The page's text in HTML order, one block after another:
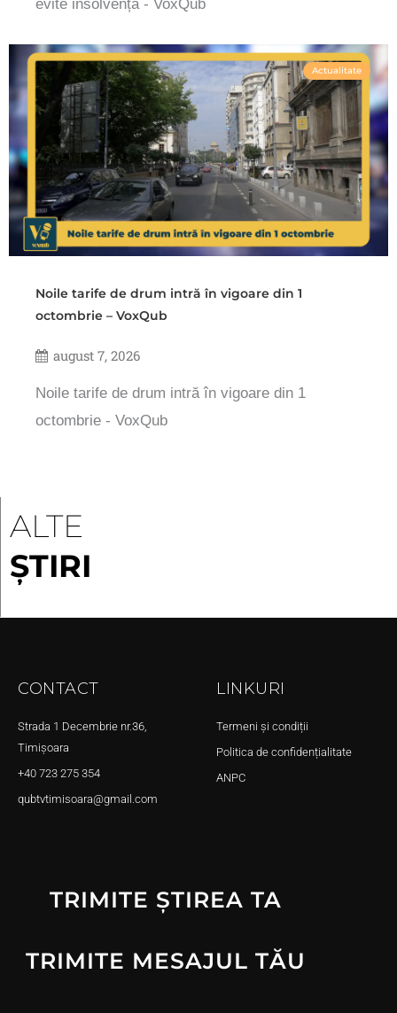
evite insolvența - VoxQub
Actualitate
Noile tarife de drum intră în vigoare din 1
octombrie – VoxQub
august 7, 2026
Noile tarife de drum intră în vigoare din 1
octombrie - VoxQub
ALTE
ȘTIRI
CONTACT
Strada 1 Decembrie nr.36,
Timișoara
+40 723 275 354
qubtvtimisoara@gmail.com
LINKURI
Termeni și condiții
Politica de confidențialitate
ANPC
TRIMITE ȘTIREA TA
TRIMITE MESAJUL TĂU